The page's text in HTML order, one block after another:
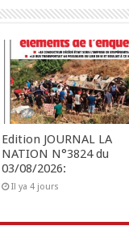
Edition JOURNAL LA
NATION N°3824 du
03/08/2026:
Il ya 4 jours